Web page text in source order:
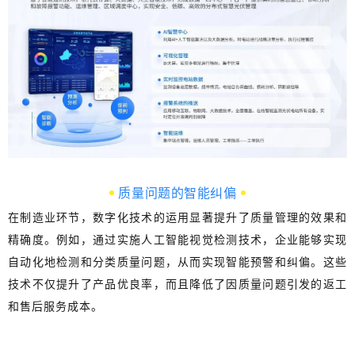
质量问题的智能纠偏
在制造业环节，数字化技术的运用显著提升了质量管理的效果和
精确度。例如，通过实施人工智能视觉检测技术，企业能够实现
自动化地检测和分类质量问题，从而实现智能预警和纠偏。这些
技术不仅提升了产品优良率，而且降低了因质量问题引发的返工
和售后服务成本。